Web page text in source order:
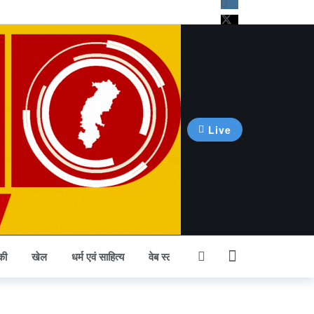
Live
खेल धर्म एवं साहित्य वेब स्टोरी अन्य खबर